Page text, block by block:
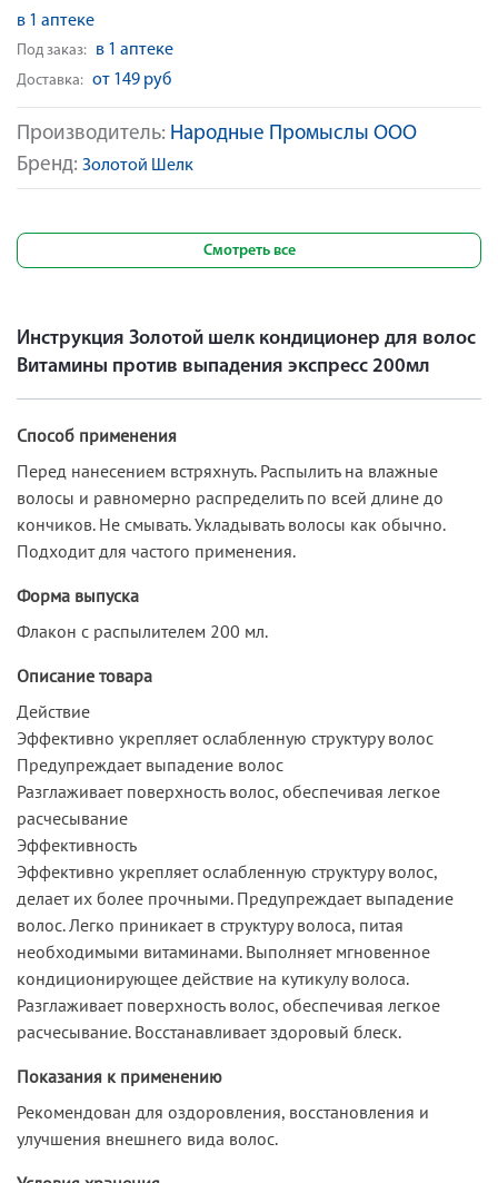
Производитель: Народные Промыслы ООО
Бренд: Золотой Шелк
в 1 аптеке
Под заказ: в 1 аптеке
Доставка: от 149 руб
Смотреть все
Инструкция Золотой шелк кондиционер для волос
Витамины против выпадения экспресс 200мл
Способ применения
Перед нанесением встряхнуть. Распылить на влажные
волосы и равномерно распределить по всей длине до
кончиков. Не смывать. Укладывать волосы как обычно.
Подходит для частого применения.
Форма выпуска
Флакон с распылителем 200 мл.
Описание товара
Действие
Эффективно укрепляет ослабленную структуру волос
Предупреждает выпадение волос
Разглаживает поверхность волос, обеспечивая легкое
расчесывание
Эффективность
Эффективно укрепляет ослабленную структуру волос,
делает их более прочными. Предупреждает выпадение
волос. Легко приникает в структуру волоса, питая
необходимыми витаминами. Выполняет мгновенное
кондиционирующее действие на кутикулу волоса.
Разглаживает поверхность волос, обеспечивая легкое
расчесывание. Восстанавливает здоровый блеск.
Показания к применению
Рекомендован для оздоровления, восстановления и
улучшения внешнего вида волос.